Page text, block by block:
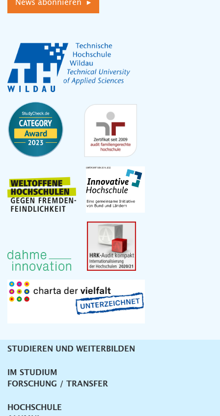
News abonnieren ▸
Unternavigation
STUDIEREN UND WEITERBILDEN
IM STUDIUM
FORSCHUNG / TRANSFER
HOCHSCHULE